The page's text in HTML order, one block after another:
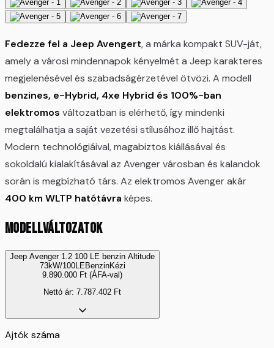
Fedezze fel a Jeep Avengert, a márka kompakt SUV-ját,
amely a városi mindennapok kényelmét a Jeep karakteres
megjelenésével és szabadságérzetével ötvözi. A modell
benzines, e-Hybrid, 4xe Hybrid és 100%-ban
elektromos változatban is elérhető, így mindenki
megtalálhatja a saját vezetési stílusához illő hajtást.
Modern technológiáival, magabiztos kiállásával és
sokoldalú kialakításával az Avenger városban és kalandok
során is megbízható társ. Az elektromos Avenger akár
400 km WLTP hatótávra képes.
MODELLVÁLTOZATOK
Jeep Avenger 1.2 100 LE benzin Altitude
73kW/100LEBenzinKézi
9.890.000 Ft (ÁFA-val)
Nettó ár: 7.787.402 Ft
Ajtók száma